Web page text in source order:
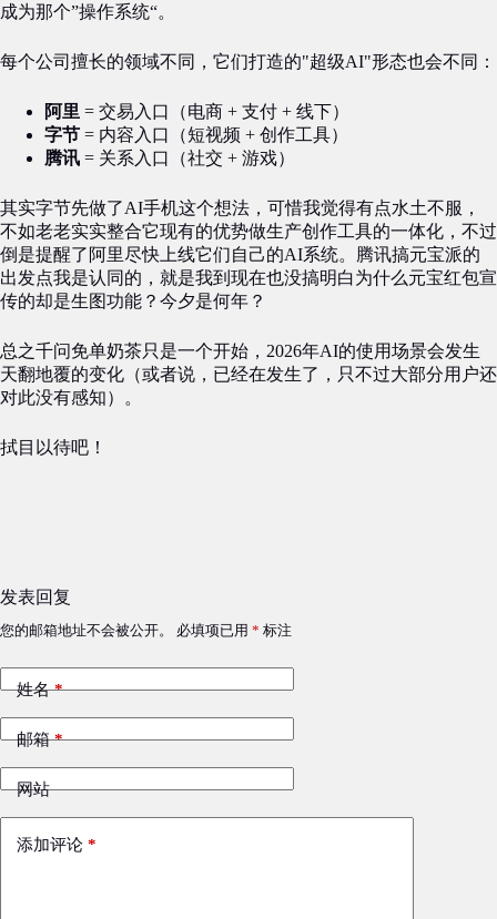
成为那个”操作系统“。
每个公司擅长的领域不同，它们打造的"超级AI"形态也会不同：
阿里 = 交易入口（电商 + 支付 + 线下）
字节 = 内容入口（短视频 + 创作工具）
腾讯 = 关系入口（社交 + 游戏）
其实字节先做了AI手机这个想法，可惜我觉得有点水土不服，
不如老老实实整合它现有的优势做生产创作工具的一体化，不过
倒是提醒了阿里尽快上线它们自己的AI系统。腾讯搞元宝派的
出发点我是认同的，就是我到现在也没搞明白为什么元宝红包宣
传的却是生图功能？今夕是何年？
总之千问免单奶茶只是一个开始，2026年AI的使用场景会发生
天翻地覆的变化（或者说，已经在发生了，只不过大部分用户还
对此没有感知）。
拭目以待吧！
发表回复
您的邮箱地址不会被公开。 必填项已用 * 标注
姓名*
邮箱*
网站
添加评论 *